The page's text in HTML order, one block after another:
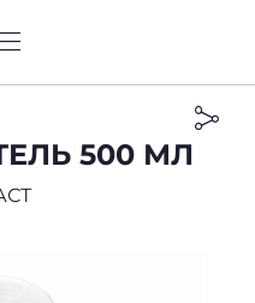
500 МЛ